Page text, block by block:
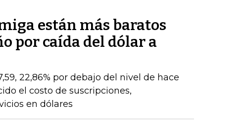
están más baratos
por caída del dólar a
22,86% por debajo del nivel de hace
el costo de suscripciones,
en dólares